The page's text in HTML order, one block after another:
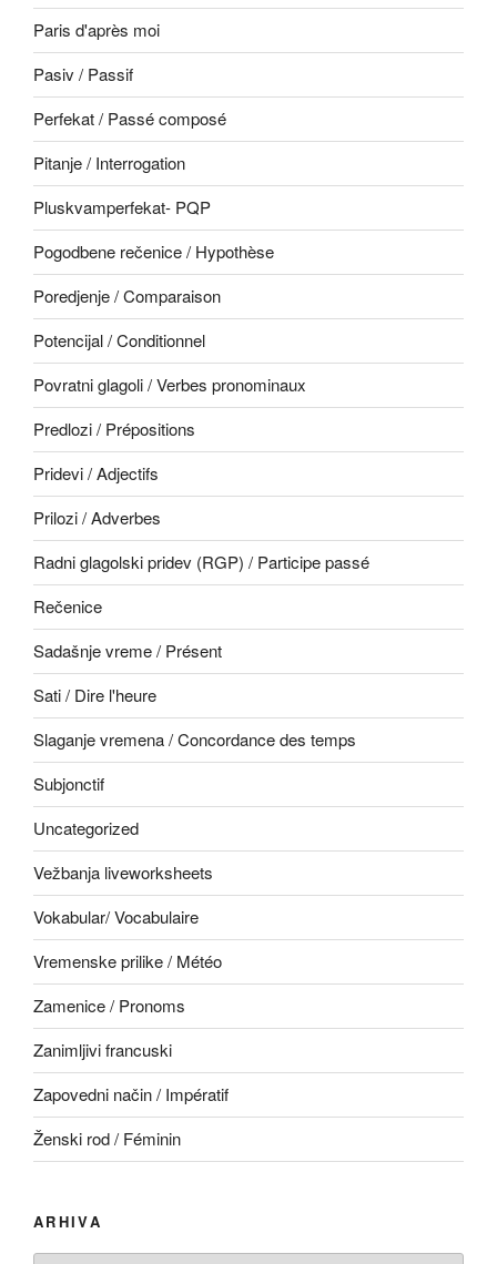
Paris d'après moi
Pasiv / Passif
Perfekat / Passé composé
Pitanje / Interrogation
Pluskvamperfekat- PQP
Pogodbene rečenice / Hypothèse
Poredjenje / Comparaison
Potencijal / Conditionnel
Povratni glagoli / Verbes pronominaux
Predlozi / Prépositions
Pridevi / Adjectifs
Prilozi / Adverbes
Radni glagolski pridev (RGP) / Participe passé
Rečenice
Sadašnje vreme / Présent
Sati / Dire l'heure
Slaganje vremena / Concordance des temps
Subjonctif
Uncategorized
Vežbanja liveworksheets
Vokabular/ Vocabulaire
Vremenske prilike / Météo
Zamenice / Pronoms
Zanimljivi francuski
Zapovedni način / Impératif
Ženski rod / Féminin
ARHIVA